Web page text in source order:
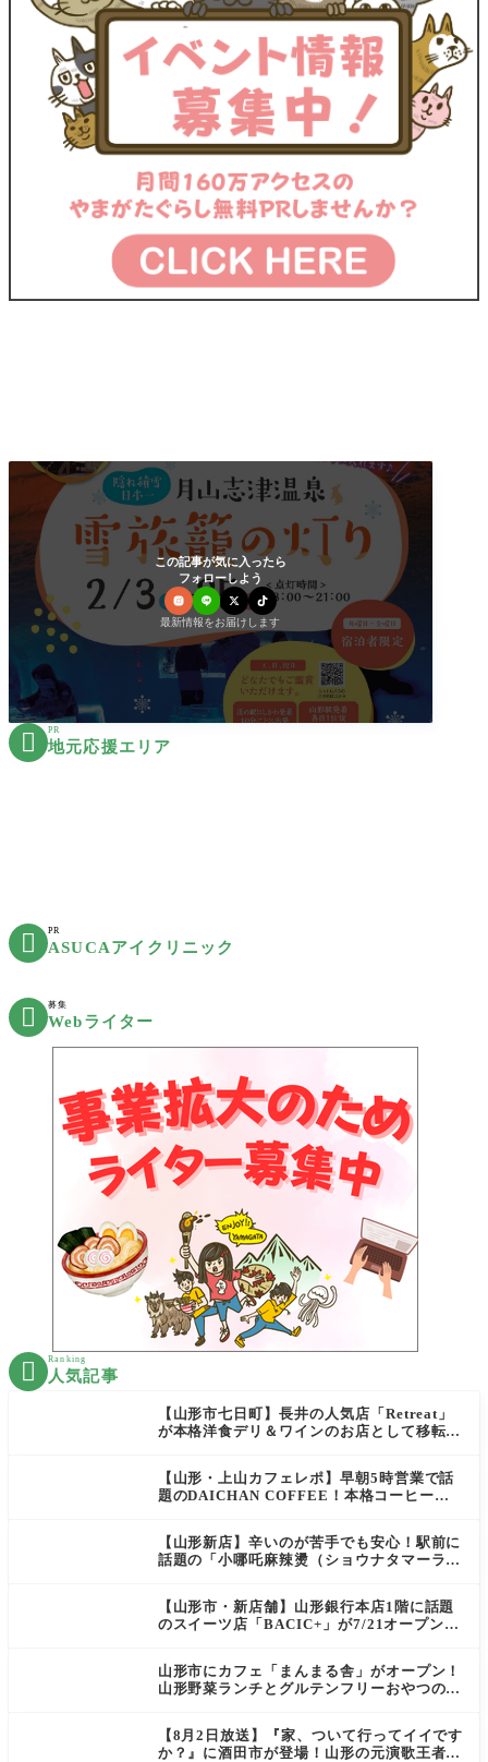
この記事が気に入ったら
フォローしよう
最新情報をお届けします
 PR
地元応援エリア
 PR
ASUCAアイクリニック
 募集
Webライター
 Ranking
人気記事
【山形市七日町】長井の人気店「Retreat」
が本格洋食デリ＆ワインのお店として移転オ
【山形・上山カフェレポ】早朝5時営業で話
題のDAICHAN COFFEE！本格コーヒーを
【山形新店】辛いのが苦手でも安心！駅前に
話題の「小哪吒麻辣燙（ショウナタマーラー
【山形市・新店舗】山形銀行本店1階に話題
のスイーツ店「BACIC+」が7/21オープン！
山形市にカフェ「まんまる舎」がオープン！
山形野菜ランチとグルテンフリーおやつの新
【8月2日放送】『家、ついて行ってイイです
か？』に酒田市が登場！山形の元演歌王者